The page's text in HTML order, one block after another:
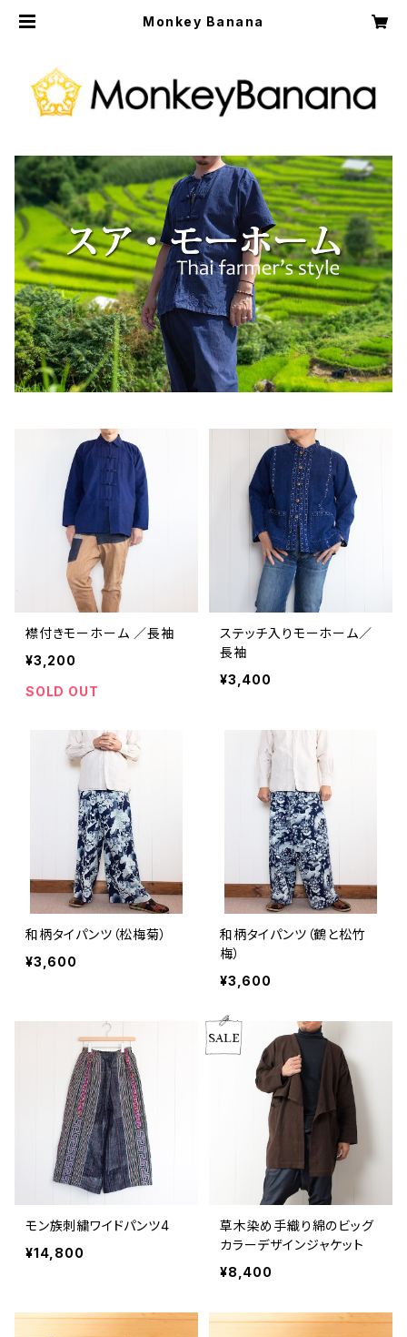
Monkey Banana
襟付きモーホーム ／長袖
¥3,200
SOLD OUT
ステッチ入りモーホーム／
長袖
¥3,400
和柄タイパンツ（松梅菊）
¥3,600
和柄タイパンツ（鶴と松竹
梅）
¥3,600
モン族刺繍ワイドパンツ4
¥14,800
草木染め手織り綿のビッグ
カラーデザインジャケット
¥8,400